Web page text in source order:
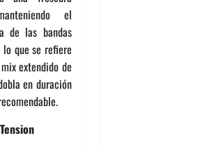
el
de las bandas
que se refiere
extendido de
en duración